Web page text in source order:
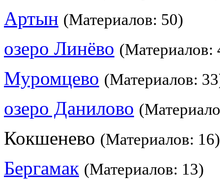
Артын (Материалов: 50)
озеро Линёво (Материалов:
Муромцево (Материалов:
озеро Данилово
Кокшенево (Материалов: 16)
Бергамак (Материалов: 13)